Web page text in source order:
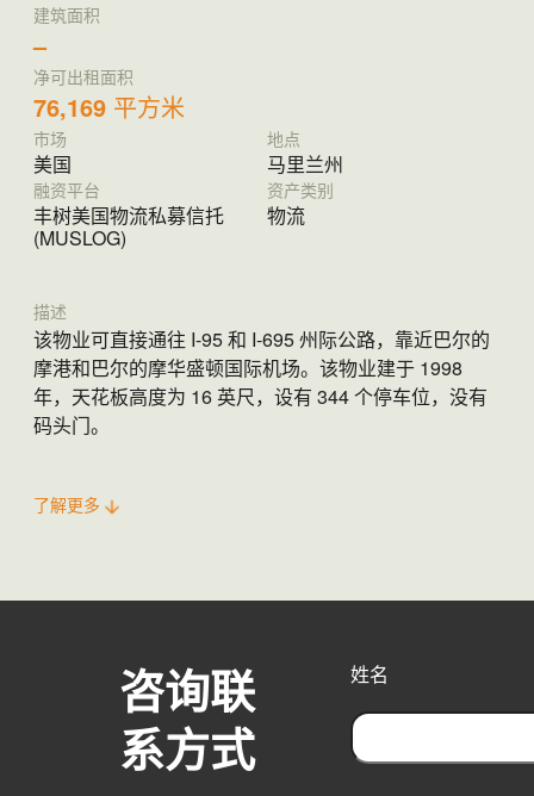
建筑面积
–
净可出租面积
76,169 平方米
市场
美国
地点
马里兰州
融资平台
丰树美国物流私募信托
(MUSLOG)​
资产类别
物流
描述
该物业可直接通往 I-95 和 I-695 州际公路，靠近巴尔的
摩港和巴尔的摩华盛顿国际机场。该物业建于 1998
年，天花板高度为 16 英尺，设有 344 个停车位，没有
码头门。
了解更多
咨询联
系方式
姓名